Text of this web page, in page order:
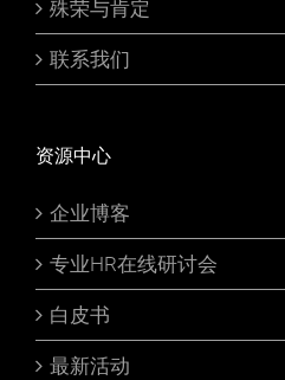
殊荣与肯定
联系我们
资源中心
企业博客
专业HR在线研讨会
白皮书
最新活动